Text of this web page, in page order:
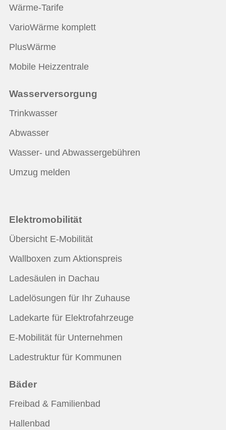
Wärme-Tarife
VarioWärme komplett
PlusWärme
Mobile Heizzentrale
Wasserversorgung
Trinkwasser
Abwasser
Wasser- und Abwassergebühren
Umzug melden
Elektromobilität
Übersicht E-Mobilität
Wallboxen zum Aktionspreis
Ladesäulen in Dachau
Ladelösungen für Ihr Zuhause
Ladekarte für Elektrofahrzeuge
E-Mobilität für Unternehmen
Ladestruktur für Kommunen
Bäder
Freibad & Familienbad
Hallenbad